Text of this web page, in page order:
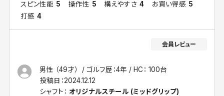
スピン性能 5 操作性 5 構えやすさ 4 お買い得感 5
打感 4
男性 （49才） ゴルフ歴：4年
HC： 100台
投稿日：2024.12.12
シャフト： オリジナルスチール (ミッドグリップ)